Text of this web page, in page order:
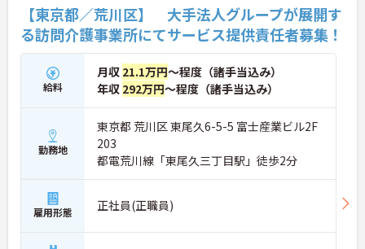
【東京都／荒川区】 大手法人グループが展開す
る訪問介護事業所にてサービス提供責任者募集！
給料
月収 21.1万円～程度（諸手当込み）
年収 292万円～程度（諸手当込み）
勤務地
東京都 荒川区 東尾久6-5-5 富士産業ビル2F
203
都電荒川線「東尾久三丁目駅」徒歩2分
雇用形態 正社員(正職員)